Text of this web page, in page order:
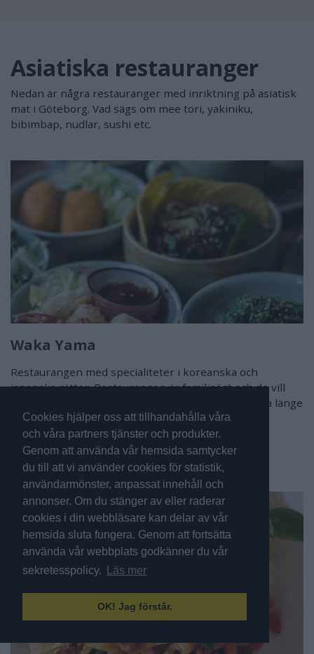
Cookies hjälper oss att tillhandahålla våra
och våra partners tjänster och produkter.
Genom att använda vår hemsida samtycker
du till att vi använder cookies för statistik,
användarmönster, anpassat innehåll och
annonser. Om du stänger av eller raderar
cookies i din webbläsare kan delar av vår
hemsida sluta fungera. Genom att fortsätta
använda vår webbplats godkänner du vår
sekretesspolicy.
Läs mer
OK! Jag förstår.
Asiatiska restauranger
Nedan är några restauranger med inriktning på asiatisk
mat i Göteborg. Vad sägs om mee tori, yakiniku,
bibimbap, nudlar, sushi etc.
Waka Yama
Restaurangen med specialiteter i koreanska och
japanska rätter. Restaurangen är familjeägt och de vill
gärna lära er hur man äter i asien. Man sitter gärna länge
och äter och delar på maten.
Adress:
Kungstorget 3. Foto: Waka Yama